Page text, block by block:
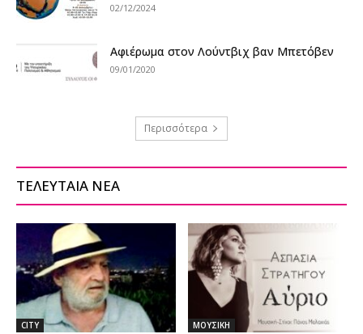
02/12/2024
Αφιέρωμα στον Λούντβιχ βαν Μπετόβεν
09/01/2020
Περισσότερα
ΤΕΛΕΥΤΑΙΑ ΝΕΑ
CITY ΜΟΥΣΙΚΗ